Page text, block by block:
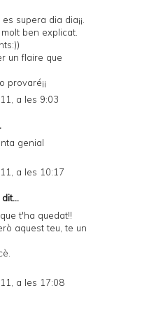
supera dia dia¡¡.
ben explicat.
un flaire que
provaré¡¡
a les 9:03
genial
a les 10:17
dit...
t'ha quedat!!
aquest teu, te un
a les 17:08